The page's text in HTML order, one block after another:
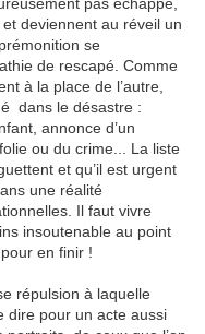
deviennent au réveil un
se
de rescapé. Comme
à la place de l’autre,
dans le désastre :
annonce d’un
ou du crime... La liste
et qu’il est urgent
une réalité
Il faut vivre
insoutenable au point
en finir !
répulsion à laquelle
dire pour un acte aussi